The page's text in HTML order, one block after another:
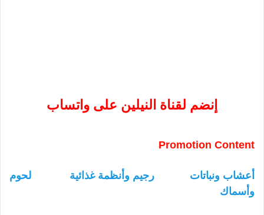
إنضم لقناة النيلين على واتساب
Promotion Content
أعشاب ونباتات رجيم وأنظمة غذائية
لحوم
وأسماك